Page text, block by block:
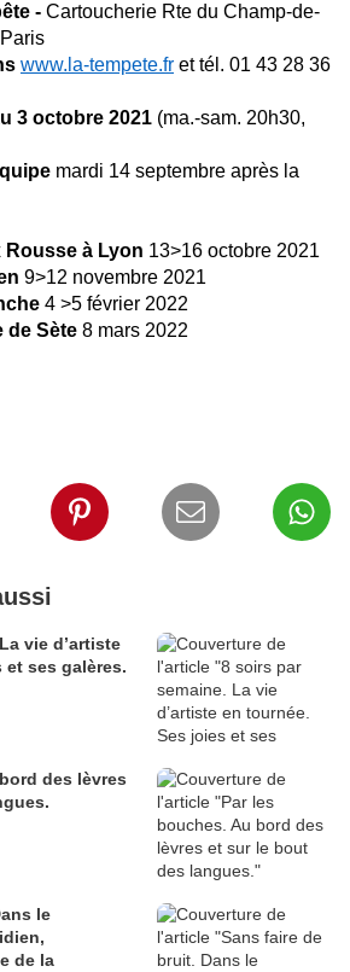
- Cartoucherie Rte du Champ-de-
www.la-tempete.fr et tél. 01 43 28 36
3 octobre 2021 (ma.-sam. 20h30,
mardi 14 septembre après la
Rousse à Lyon 13>16 octobre 2021
9>12 novembre 2021
4 >5 février 2022
de Sète 8 mars 2022
vie d’artiste
et ses galères.
des lèvres
le
de la